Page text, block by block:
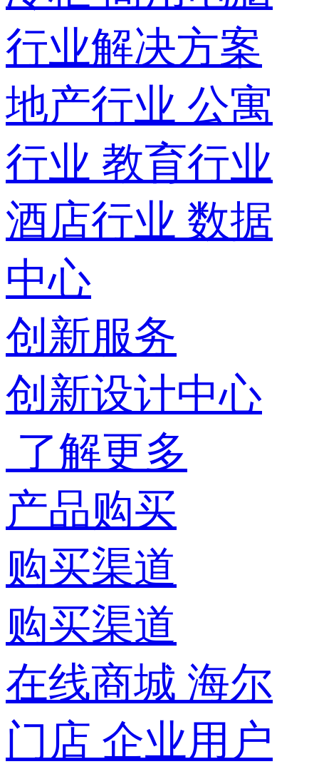
行业解决方案
地产行业 公寓
行业 教育行业
酒店行业 数据
中心
创新服务
创新设计中心
了解更多
产品购买
购买渠道
购买渠道
在线商城 海尔
门店 企业用户